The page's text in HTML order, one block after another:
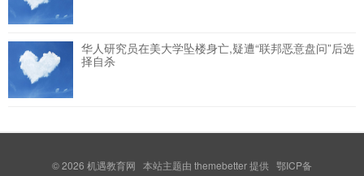
华人研究员在美大学坠楼身亡,疑遭“联邦恶意盘问”后选
择自杀
© 2026 机遇教育网 本站主题由 themebetter提供 鄂ICP备